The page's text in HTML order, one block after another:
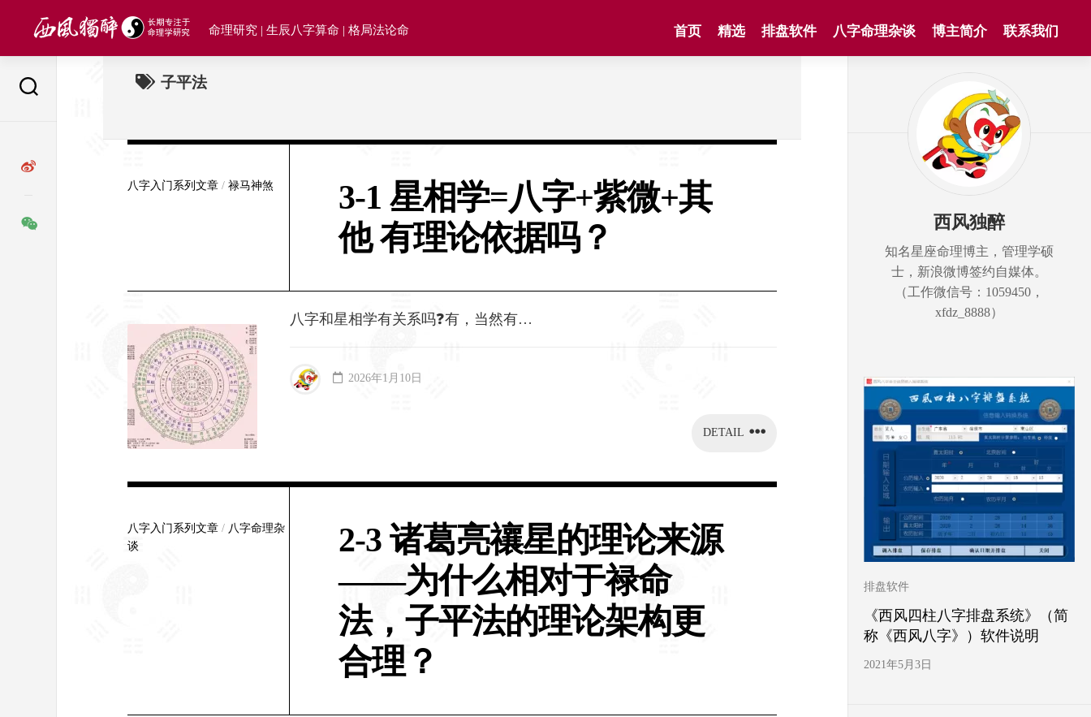
命理研究 | 生辰八字算命 | 格局法论命 首页 精选 排盘软件 八字命理杂谈 博主简介 联系我们
子平法
八字入门系列文章 / 禄马神煞
3-1 星相学=八字+紫微+其
他 有理论依据吗？
八字和星相学有关系吗❓有，当然有…
DETAIL
2026年1月10日
八字入门系列文章 / 八字命理杂
谈
2-3 诸葛亮禳星的理论来源
——为什么相对于禄命
法，子平法的理论架构更
合理？
西风独醉
知名星座命理博主，管理学硕
士，新浪微博签约自媒体。
（工作微信号：1059450，
xfdz_8888）
排盘软件
《西风四柱八字排盘系统》（简
称《西风八字》）软件说明
2021年5月3日